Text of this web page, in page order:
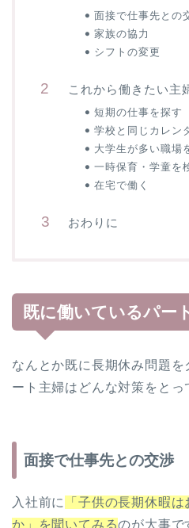
面接で仕事先との
家族の協力
シフトの変更
これから働きたい主
短期の仕事を探す
学校と同じカレン
大学生が多い職場
一時保育・学童を
在宅で働く
おわりに
既に働いているパー
なんとか既に長期休み問題
ート主婦はどんな対策をとっ
面接で仕事先との交渉
入社前に
「子供の長期休暇
か」を聞いてみるのが大事で